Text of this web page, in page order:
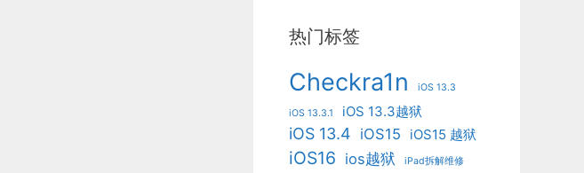
热门标签
Checkra1n iOS 13.3
iOS 13.3.1 iOS 13.3越狱
iOS 13.4 iOS15 iOS15 越狱
iOS16 ios越狱 iPad拆解维修